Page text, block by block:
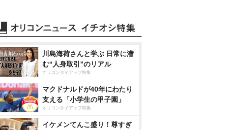
川島海荷さんと学ぶ 日常に潜
む“人身取引”のリアル
オリコンタイアップ特集
マクドナルドが40年にわたり
支える「小学生の甲子園」
オリコンタイアップ特集
イケメンてんこ盛り！尊すぎ